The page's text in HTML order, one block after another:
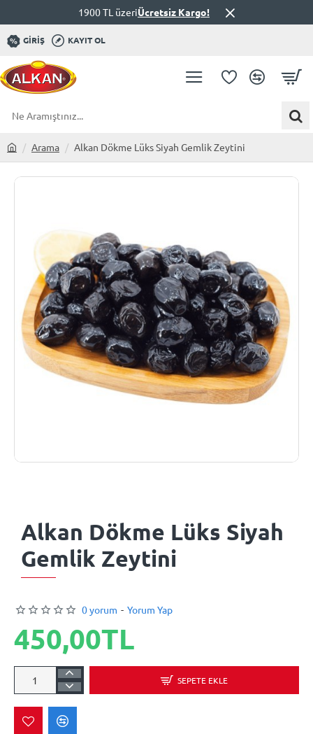
1900 TL üzeriÜcretsiz Kargo!
GIRIŞ KAYIT OL
Ne
Arama Alkan Dökme Lüks Siyah Gemlik Zeytini
Alkan Dökme Lüks Siyah
Gemlik Zeytini
0 yorum - Yorum Yap
450,00TL
SEPETE EKLE